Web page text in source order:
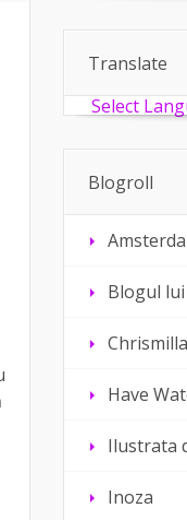
Translate
Select
Blogroll
Blogul
Chrismilla
Have
Ilustrata
Inoza